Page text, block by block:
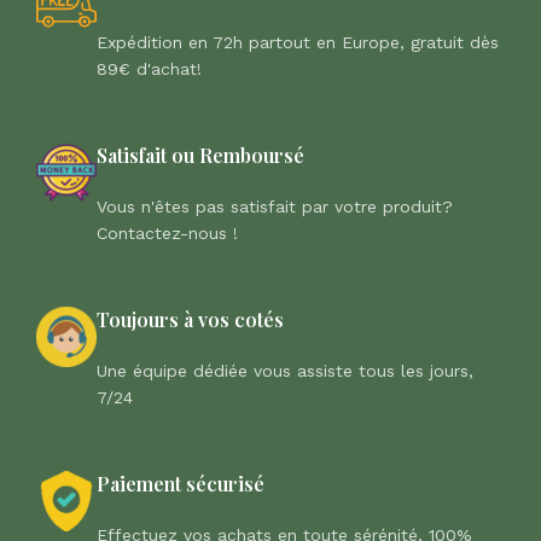
Expédition en 72h partout en Europe, gratuit dès
89€ d'achat!
Satisfait ou Remboursé
Vous n'êtes pas satisfait par votre produit?
Contactez-nous !
Toujours à vos cotés
Une équipe dédiée vous assiste tous les jours,
7/24
Paiement sécurisé
Effectuez vos achats en toute sérénité, 100%